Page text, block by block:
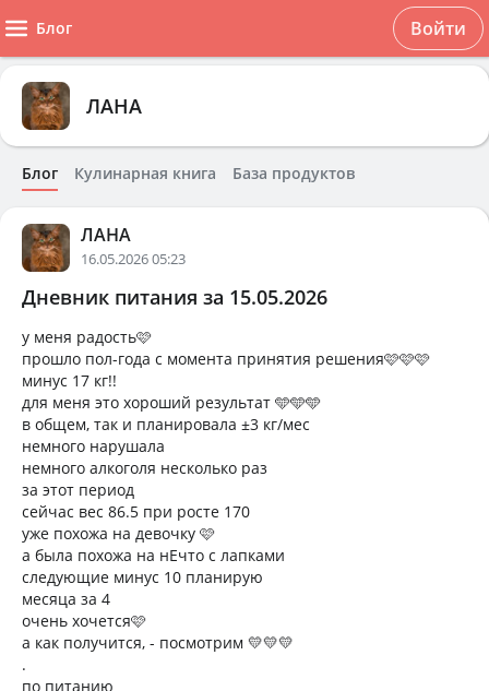
Блог Войти
ЛАНА
Блог Кулинарная книга База продуктов
ЛАНА
16.05.2026 05:23
Дневник питания за 15.05.2026
у меня радость🩷
прошло пол-года с момента принятия решения🩷🩷🩷
минус 17 кг!!
для меня это хороший результат 🩵🩵🩵
в общем, так и планировала ±3 кг/мес
немного нарушала
немного алкоголя несколько раз
за этот период
сейчас вес 86.5 при росте 170
уже похожа на девочку 🩷
а была похожа на нЕчто с лапками
следующие минус 10 планирую
месяца за 4
очень хочется🩷
а как получится, - посмотрим 💛💛💛
.
по питанию